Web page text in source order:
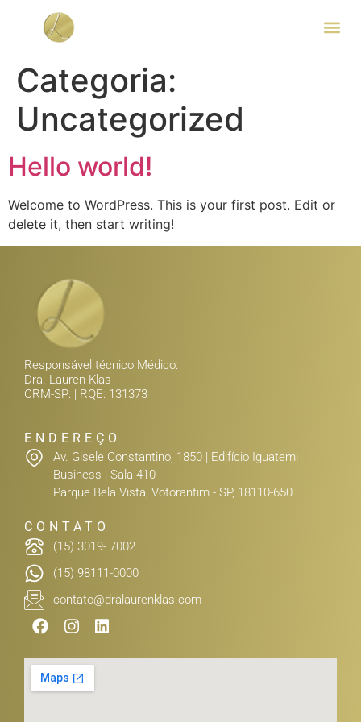
Categoria:
Uncategorized
Hello world!
Welcome to WordPress. This is your first post. Edit or
delete it, then start writing!
Responsável técnico Médico:
Dra. Lauren Klas
CRM-SP: | RQE: 131373
ENDEREÇO
Av. Gisele Constantino, 1850 | Edifício Iguatemi
Business | Sala 410
Parque Bela Vista, Votorantim - SP, 18110-650
CONTATO
(15) 3019- 7002
(15) 98111-0000
contato@dralaurenklas.com